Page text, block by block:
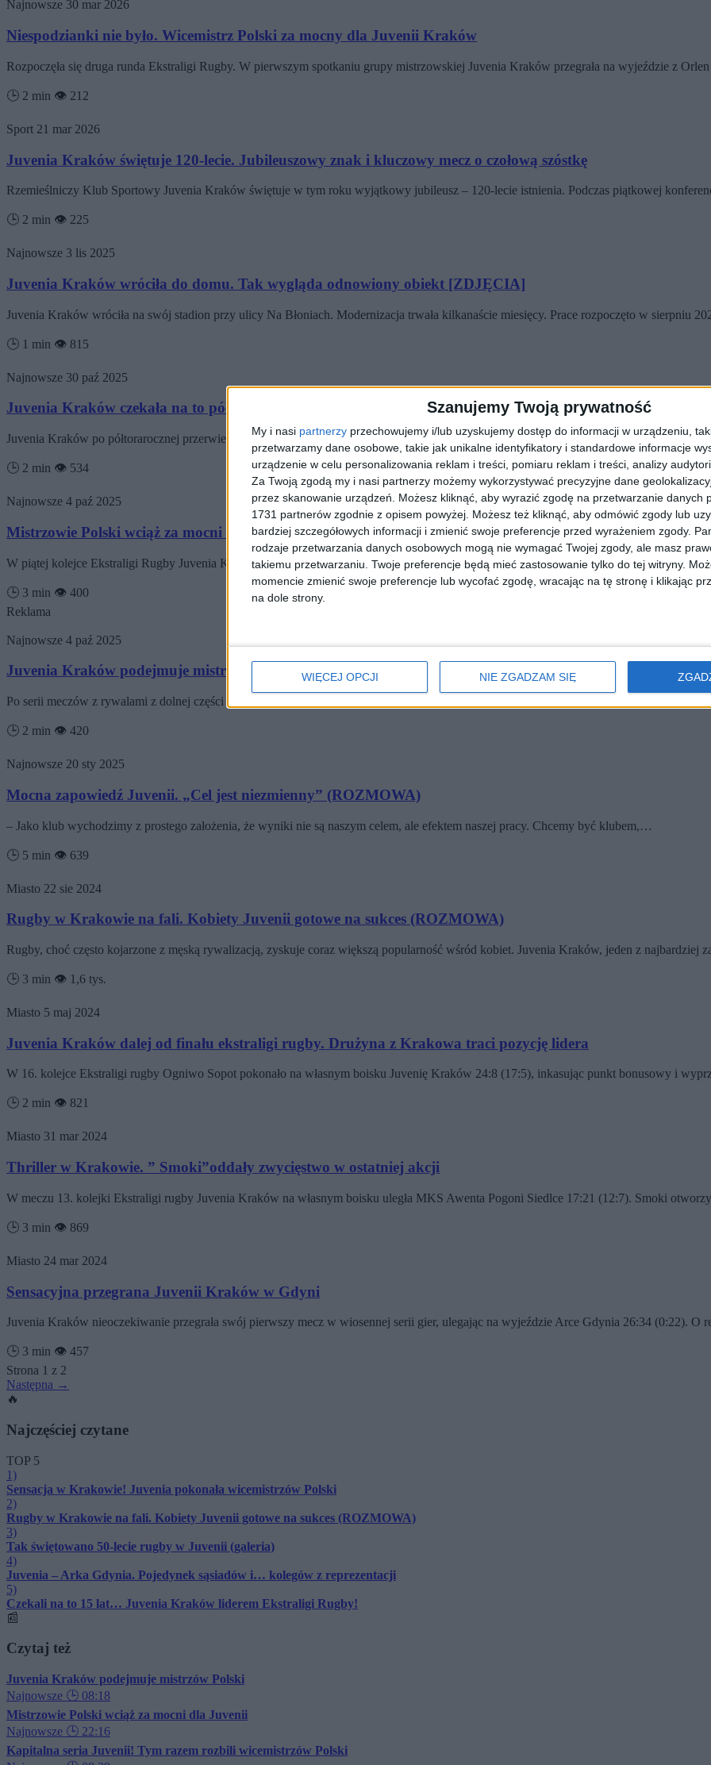
Szanujemy Twoją prywatność
My i nasi partnerzy przechowujemy i/lub uzyskujemy dostęp do informacji w urządzeniu,
przetwarzamy dane osobowe, takie jak unikalne identyfikatory i standardowe informacje
urządzenie w celu personalizowania reklam i treści, pomiaru reklam i treści, analizy
Za Twoją zgodą my i nasi partnerzy możemy wykorzystywać precyzyjne dane
przez skanowanie urządzeń. Możesz kliknąć, aby wyrazić zgodę na przetwarzanie danych
1731 partnerów zgodnie z opisem powyżej. Możesz też kliknąć, aby odmówić zgody lub
bardziej szczegółowych informacji i zmienić swoje preferencje przed wyrażeniem zgody.
rodzaje przetwarzania danych osobowych mogą nie wymagać Twojej zgody, ale masz
takiemu przetwarzaniu. Twoje preferencje będą mieć zastosowanie tylko do tej witryny.
momencie zmienić swoje preferencje lub wycofać zgodę, wracając na tę stronę i klikając
na dole strony.
WIĘCEJ OPCJI NIE ZGADZAM SIĘ
Najnowsze 30 mar 2026
Niespodzianki nie było. Wicemistrz Polski za mocny dla Juvenii Kraków
Rozpoczęła się druga runda Ekstraligi Rugby. W pierwszym spotkaniu grupy mistrzowskiej Juvenia Kraków przegrała na wyjeździe z
🕒 2 min 👁️ 212
Sport 21 mar 2026
Juvenia Kraków świętuje 120-lecie. Jubileuszowy znak i kluczowy mecz o czołową szóstkę
Rzemieślniczy Klub Sportowy Juvenia Kraków świętuje w tym roku wyjątkowy jubileusz – 120-lecie istnienia. Podczas piątkowej
🕒 2 min 👁️ 225
Najnowsze 3 lis 2025
Juvenia Kraków wróciła do domu. Tak wygląda odnowiony obiekt [ZDJĘCIA]
Juvenia Kraków wróciła na swój stadion przy ulicy Na Błoniach. Modernizacja trwała kilkanaście miesięcy. Prace rozpoczęto w sierpniu
🕒 1 min 👁️ 815
Najnowsze 30 paź 2025
Juvenia Kraków czekała na to półtora roku. „Smoki” wracają na swój odnowiony stadion
Juvenia Kraków po półtorarocznej przerwie powraca na swoje wyremontowane obiekty przy Błoniach. W niedzielę na inaugurację
🕒 2 min 👁️ 534
Najnowsze 4 paź 2025
Mistrzowie Polski wciąż za mocni dla Juvenii
W piątej kolejce Ekstraligi Rugby Juvenia Kraków po raz pierwszy w tym sezonie straciła punkty. Smoki uległy na własnym terenie…
🕒 3 min 👁️ 400
Reklama
Najnowsze 4 paź 2025
Juvenia Kraków podejmuje mistrzów Polski
Po serii meczów z rywalami z dolnej części tabeli, dla Juvenii Kraków przyszedł czas na pierwszy poważny test, jakim bez…
🕒 2 min 👁️ 420
Najnowsze 20 sty 2025
Mocna zapowiedź Juvenii. „Cel jest niezmienny” (ROZMOWA)
– Jako klub wychodzimy z prostego założenia, że wyniki nie są naszym celem, ale efektem naszej pracy. Chcemy być klubem,…
🕒 5 min 👁️ 639
Miasto 22 sie 2024
Rugby w Krakowie na fali. Kobiety Juvenii gotowe na sukces (ROZMOWA)
Rugby, choć często kojarzone z męską rywalizacją, zyskuje coraz większą popularność wśród kobiet. Juvenia Kraków, jeden z najbardziej
🕒 3 min 👁️ 1,6 tys.
Miasto 5 maj 2024
Juvenia Kraków dalej od finału ekstraligi rugby. Drużyna z Krakowa traci pozycję lidera
W 16. kolejce Ekstraligi rugby Ogniwo Sopot pokonało na własnym boisku Juvenię Kraków 24:8 (17:5), inkasując punkt bonusowy i
🕒 2 min 👁️ 821
Miasto 31 mar 2024
Thriller w Krakowie. ” Smoki”oddały zwycięstwo w ostatniej akcji
W meczu 13. kolejki Ekstraligi rugby Juvenia Kraków na własnym boisku uległa MKS Awenta Pogoni Siedlce 17:21 (12:7). Smoki
🕒 3 min 👁️ 869
Miasto 24 mar 2024
Sensacyjna przegrana Juvenii Kraków w Gdyni
Juvenia Kraków nieoczekiwanie przegrała swój pierwszy mecz w wiosennej serii gier, ulegając na wyjeździe Arce Gdynia 26:34 (0:22). O
🕒 3 min 👁️ 457
Strona 1 z 2
Następna →
🔥
Najczęściej czytane
TOP 5
1)
Sensacja w Krakowie! Juvenia pokonała wicemistrzów Polski
2)
Rugby w Krakowie na fali. Kobiety Juvenii gotowe na sukces (ROZMOWA)
3)
Tak świętowano 50-lecie rugby w Juvenii (galeria)
4)
Juvenia – Arka Gdynia. Pojedynek sąsiadów i… kolegów z reprezentacji
5)
Czekali na to 15 lat… Juvenia Kraków liderem Ekstraligi Rugby!
📰
Czytaj też
Juvenia Kraków podejmuje mistrzów Polski
Najnowsze 🕒 08:18
Mistrzowie Polski wciąż za mocni dla Juvenii
Najnowsze 🕒 22:16
Kapitalna seria Juvenii! Tym razem rozbili wicemistrzów Polski